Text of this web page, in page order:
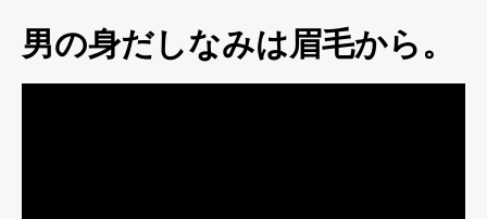
男の身だしなみは眉毛から。